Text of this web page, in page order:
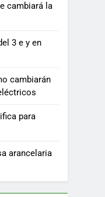
cambiará la
3 e y en
cambiarán
para
arancelaria